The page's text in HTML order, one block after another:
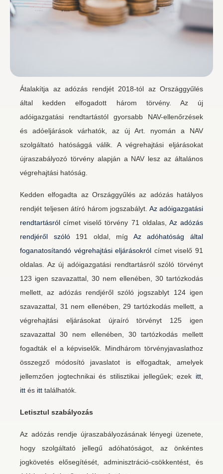
Átalakítja az adózás rendjét 2018-tól az Országgyűlés
által kedden elfogadott három törvény. Az új
adóigazgatási rendtartástól gyorsabb NAV-ellenőrzések
és adóeljárások várhatók, az új Art. nyomán a NAV
szolgáltató hatósággá válik. A végrehajtási eljárásokat
újraszabályozó törvény alapján a NAV lesz az általános
végrehajtási hatóság.
Kedden elfogadta az Országgyűlés az adózás hatályos
rendjét teljesen átíró három jogszabályt. Az adóigazgatási
rendtartásról címet viselő törvény 71 oldalas, Az adózás
rendjéről szóló191 oldal, míg Az adóhatóság által
foganatosítandó végrehajtási eljárásokról címet viselő 91
oldalas. Az új adóigazgatási rendtartásról szóló törvényt
123 igen szavazattal, 30 nem ellenében, 30 tartózkodás
mellett, az adózás rendjéről szóló jogszablyt 124 igen
szavazattal, 31 nem ellenében, 29 tartózkodás mellett, a
végrehajtási eljárásokat újraíró törvényt 125 igen
szavazattal 30 nem ellenében, 30 tartózkodás mellett
fogadták el a képviselők. Mindhárom törvényjavaslathoz
összegző módosító javaslatot is elfogadtak, amelyek
jellemzően jogtechnikai és stilisztikai jellegűek; ezek itt
itt és itt találhatók.
Letisztul szabályozás
Az adózás rendje újraszabályozásának lényegi üzenete,
hogy szolgáltató jellegű adóhatóságot, az önkéntes
jogkövetés elősegítését, adminisztráció-csökkentést, és